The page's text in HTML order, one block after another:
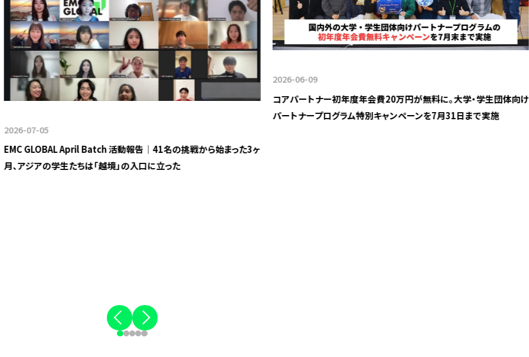
2026-07-05
EMC GLOBAL April Batch 活動報告｜41名の挑戦から始まった3ヶ
月、アジアの学生たちは「越境」の入口に立った
2026-06-09
コアパートナー初年度年会費20万円が無料に。大学・学生団体向け
パートナープログラム特別キャンペーンを7月31日まで実施